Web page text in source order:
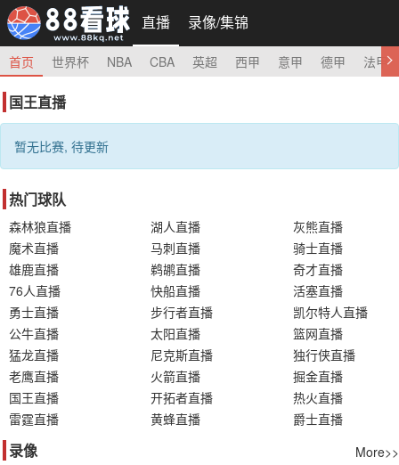
直播 录像/集锦
首页 世界杯 NBA CBA 英超 西甲 意甲 德甲 法甲
国王直播
暂无比赛, 待更新
热门球队
森林狼直播 湖人直播
灰熊直播
魔术直播
马刺直播
骑士直播
雄鹿直播
鹈鹕直播
奇才直播
76人直播
快船直播
活塞直播
勇士直播
步行者直播
凯尔特人直播
公牛直播
太阳直播
篮网直播
猛龙直播
尼克斯直播
独行侠直播
老鹰直播
火箭直播
掘金直播
国王直播
开拓者直播
热火直播
雷霆直播
黄蜂直播 爵士直播
录像
More>>